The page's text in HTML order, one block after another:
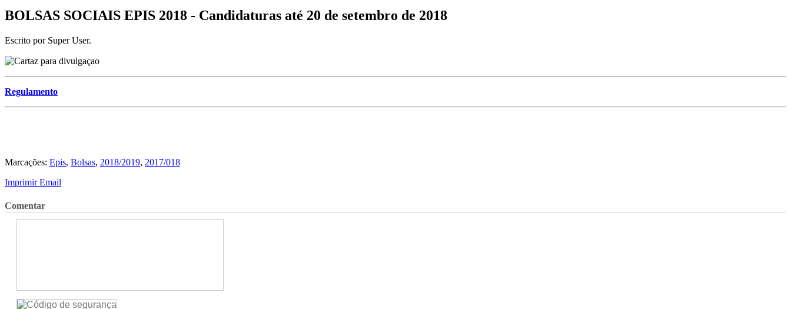
BOLSAS SOCIAIS EPIS 2018 - Candidaturas até 20 de setembro de 2018
Escrito por Super User.
Regulamento
Marcações: Epis, Bolsas, 2018/2019, 2017/018
ImprimirEmail
Comentar